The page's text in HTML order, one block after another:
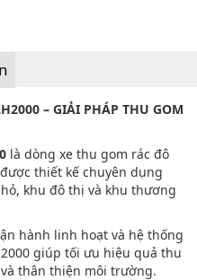
– GIẢI PHÁP THU GOM
là dòng xe thu gom rác đô
thiết kế chuyên dụng
khu đô thị và khu thương
hành linh hoạt và hệ thống
giúp tối ưu hiệu quả thu
thân thiện môi trường.